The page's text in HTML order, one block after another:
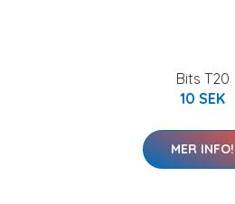
Bits T20
10 SEK
MER INFO!